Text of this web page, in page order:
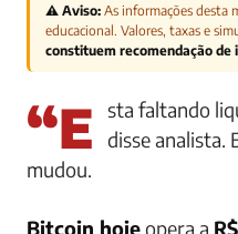
⚠️ Aviso: As informações desta
educacional. Valores, taxas e
constituem recomendação de
“Esta faltando liquidez no mercado cripto”,
disse analista.
mudou.
Bitcoin hojeopera a